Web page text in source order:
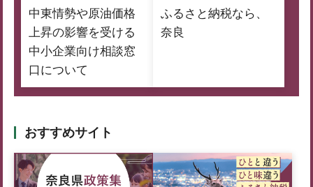
中東情勢や原油価格
上昇の影響を受ける
中小企業向け相談窓
口について
ふるさと納税なら、
奈良
おすすめサイト